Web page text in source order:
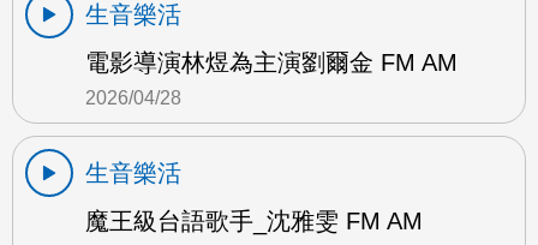
生音樂活
電影導演林煜為主演劉爾金 FM AM
2026/04/28
生音樂活
魔王級台語歌手_沈雅雯 FM AM